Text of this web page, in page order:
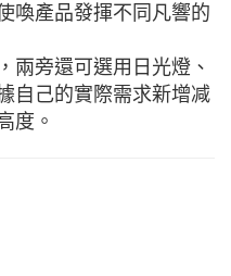
喚產品發揮不同凡響的
兩旁還可選用日光燈、
自己的實際需求新增减
度。